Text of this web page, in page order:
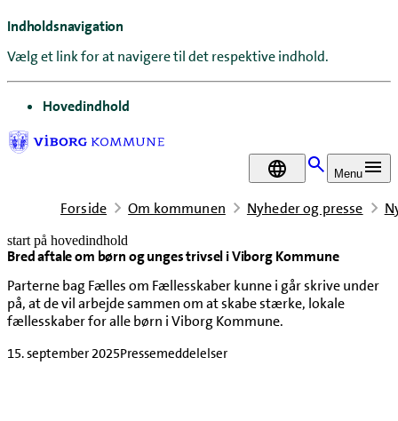
Indholdsnavigation
Vælg et link for at navigere til det respektive indhold.
gå til
Hovedindhold
DA Menu
Forside Om kommunen Nyheder og presse
start på hovedindhold
Bred aftale om børn og unges trivsel i Viborg Kommune
Parterne bag Fælles om Fællesskaber kunne i går skrive under
på, at de vil arbejde sammen om at skabe stærke, lokale
fællesskaber for alle børn i Viborg Kommune.
15. september 2025Pressemeddelelser
senest opdateret 15. september 2025